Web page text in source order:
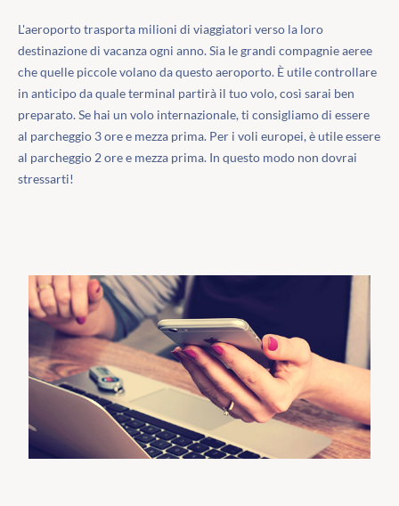
L'aeroporto trasporta milioni di viaggiatori verso la loro
destinazione di vacanza ogni anno. Sia le grandi compagnie aeree
che quelle piccole volano da questo aeroporto. È utile controllare
in anticipo da quale terminal partirà il tuo volo, così sarai ben
preparato. Se hai un volo internazionale, ti consigliamo di essere
al parcheggio 3 ore e mezza prima. Per i voli europei, è utile essere
al parcheggio 2 ore e mezza prima. In questo modo non dovrai
stressarti!